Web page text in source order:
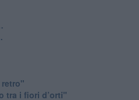
retro"
tra i fiori d’orti"